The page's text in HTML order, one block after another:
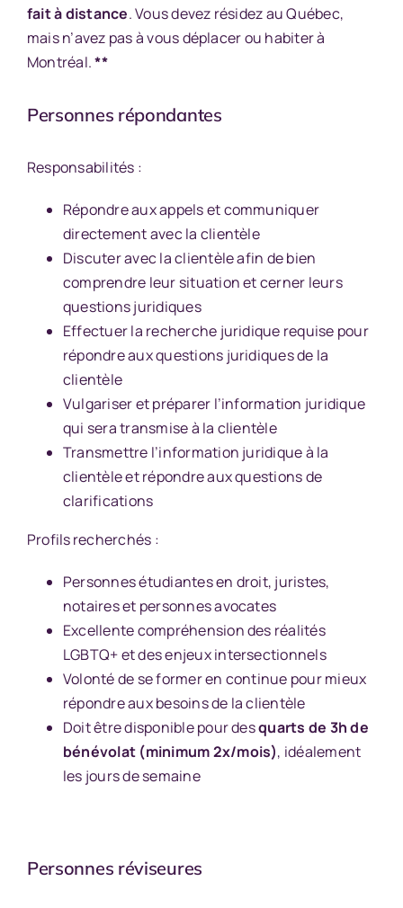
fait à distance. Vous devez résidez au Québec,
mais n’avez pas à vous déplacer ou habiter à
Montréal.**
Personnes répondantes
Responsabilités :
Répondre aux appels et communiquer
directement avec la clientèle
Discuter avec la clientèle afin de bien
comprendre leur situation et cerner leurs
questions juridiques
Effectuer la recherche juridique requise pour
répondre aux questions juridiques de la
clientèle
Vulgariser et préparer l’information juridique
qui sera transmise à la clientèle
Transmettre l’information juridique à la
clientèle et répondre aux questions de
clarifications
Profils recherchés :
Personnes étudiantes en droit, juristes,
notaires et personnes avocates
Excellente compréhension des réalités
LGBTQ+ et des enjeux intersectionnels
Volonté de se former en continue pour mieux
répondre aux besoins de la clientèle
Doit être disponible pour desquarts de 3h de
bénévolat (minimum 2x/mois), idéalement
les jours de semaine
Personnes réviseures